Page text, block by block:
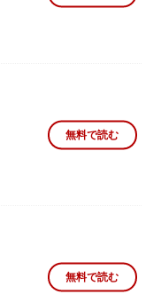
無料で読む
無料で読む